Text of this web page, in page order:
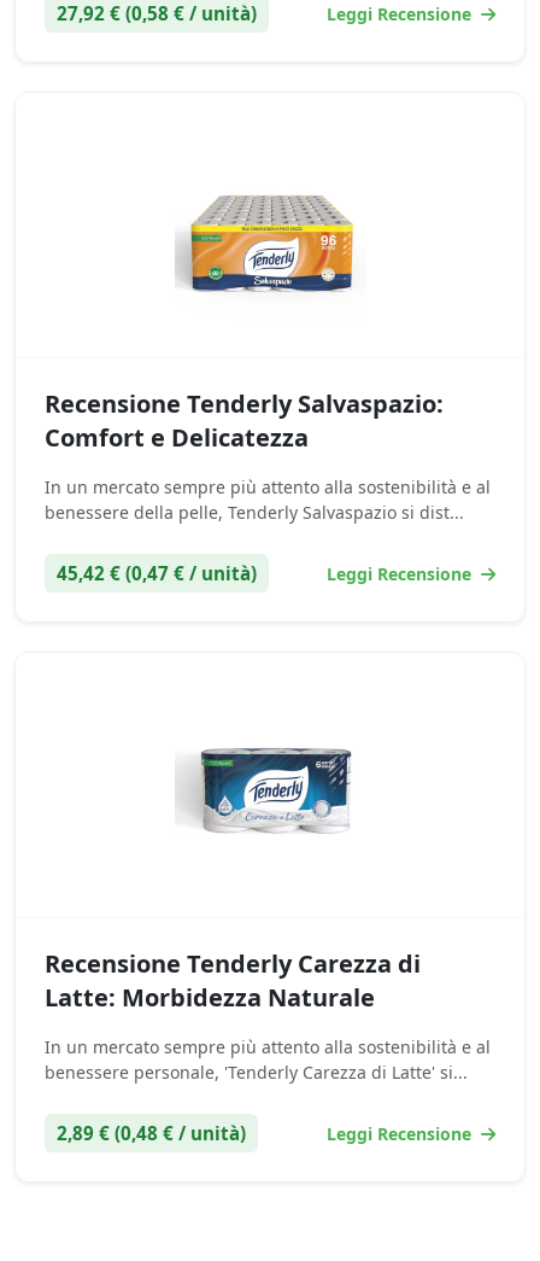
27,92 € (0,58 € / unità) Leggi Recensione
Recensione Tenderly Salvaspazio:
Comfort e Delicatezza
In un mercato sempre più attento alla sostenibilità e al
benessere della pelle, Tenderly Salvaspazio si dist...
45,42 € (0,47 € / unità) Leggi Recensione
Recensione Tenderly Carezza di
Latte: Morbidezza Naturale
In un mercato sempre più attento alla sostenibilità e al
benessere personale, 'Tenderly Carezza di Latte' si...
2,89 € (0,48 € / unità) Leggi Recensione